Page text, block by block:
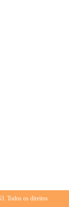
Todos os direitos